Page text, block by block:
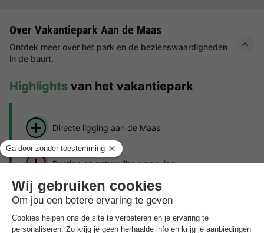
Over Vakantiepark Aan de Maas
Ontdek meer over het park en de bezienswaardigheden
in de buurt.
Highlights van het vakantiepark
Directe ligging aan de Maas
Rustige en natuurlijke omgeving
Golfpark in de buurt